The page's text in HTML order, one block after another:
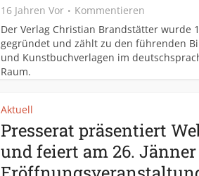
16 Jahren Vor
Kommentieren
Der Verlag Christian Brandstätter wurde
gegründet und zählt zu den führenden
und Kunstbuchverlagen im
Raum.
Aktuell
Presserat präsentiert
und feiert am 26. Jänner